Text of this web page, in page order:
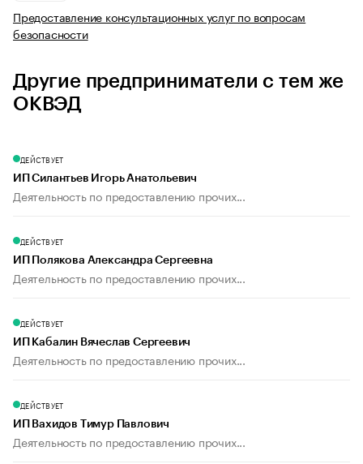
Предоставление консультационных услуг по вопросам
безопасности
Другие предприниматели с тем же
ОКВЭД
ДЕЙСТВУЕТ
ИП Силантьев Игорь Анатольевич
Деятельность по предоставлению прочих...
ДЕЙСТВУЕТ
ИП Полякова Александра Сергеевна
Деятельность по предоставлению прочих...
ДЕЙСТВУЕТ
ИП Кабалин Вячеслав Сергеевич
Деятельность по предоставлению прочих...
ДЕЙСТВУЕТ
ИП Вахидов Тимур Павлович
Деятельность по предоставлению прочих...